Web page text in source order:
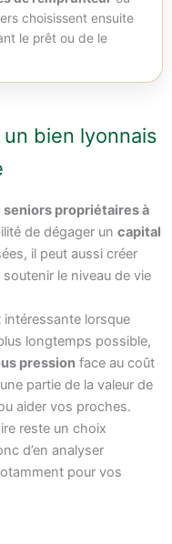
choisissent ensuite
le prêt ou de le
bien lyonnais
seniors propriétaires à
de dégager un capital
il peut aussi créer
le niveau de vie
intéressante lorsque
longtemps possible,
pression face au coût
partie de la valeur de
aider vos proches.
reste un choix
d’en analyser
pour vos